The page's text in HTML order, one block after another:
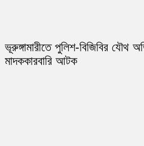
ভূরুঙ্গামারীতে পুলিশ-বিজিবির যৌথ
মাদককারবারি আটক